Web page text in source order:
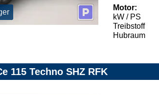
Motor:
kW / PS
Treibstoff
Hubraum
115 Techno SHZ RFK